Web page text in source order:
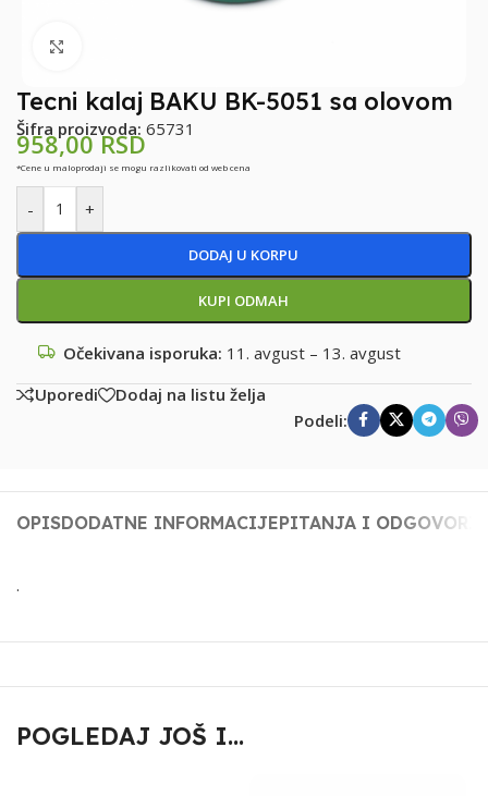
Tecni kalaj BAKU BK-5051 sa olovom
Šifra proizvoda: 65731
958,00RSD
*Cene u maloprodaji se mogu razlikovati od web cena
- +
DODAJ U KORPU
KUPI ODMAH
Očekivana isporuka: 11. avgust – 13. avgust
Uporedi
Dodaj na listu želja
Podeli:
OPISDODATNE INFORMACIJEPITANJA I ODGOVORI
.
POGLEDAJ JOŠ I...